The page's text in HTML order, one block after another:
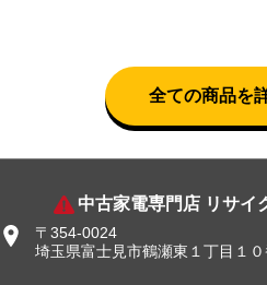
全ての商品を
中古家電専門店 リサイ
〒354-0024
埼玉県富士見市鶴瀬東１丁目１